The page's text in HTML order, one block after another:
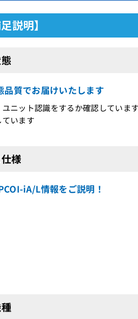
説明】
質でお届けいたします
ニット認識をするか確認していま
います
様
iA/L情報をご説明！